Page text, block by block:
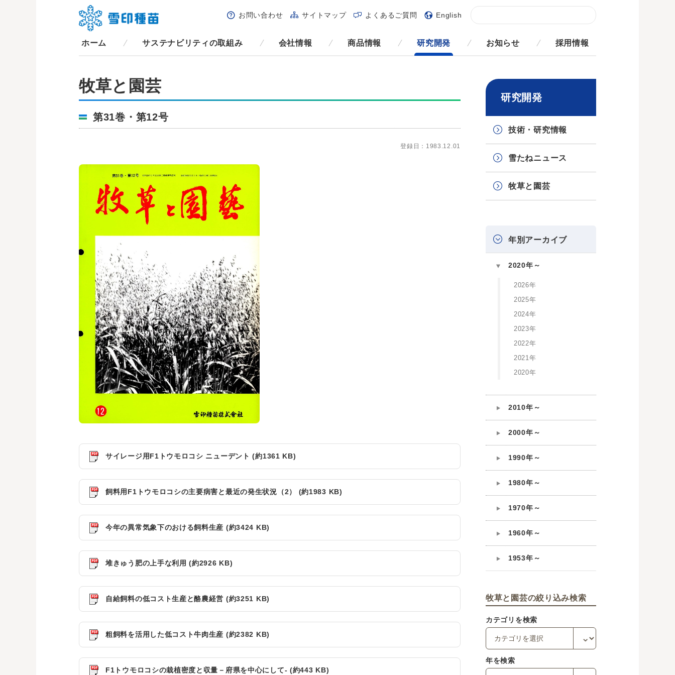
ホーム サステナビリティの取組み 会社情報 商品情報 研究開発 お知らせ 採用情報
お問い合わせ サイトマップ よくあるご質問 English
牧草と園芸
第31巻・第12号
登録日：1983.12.01
サイレージ用F1トウモロコシ ニューデント (約1361 KB)
飼料用F1トウモロコシの主要病害と最近の発生状況（2） (約1983 KB)
今年の異常気象下のおける飼料生産 (約3424 KB)
堆きゅう肥の上手な利用 (約2926 KB)
自給飼料の低コスト生産と酪農経営 (約3251 KB)
粗飼料を活用した低コスト牛肉生産 (約2382 KB)
F1トウモロコシの栽植密度と収量－府県を中心にして- (約443 KB)
研究開発
技術・研究情報
雪たねニュース
牧草と園芸
年別アーカイブ
2020年～
2026年
2025年
2024年
2023年
2022年
2021年
2020年
2010年～
2000年～
1990年～
1980年～
1970年～
1960年～
1953年～
牧草と園芸の絞り込み検索
カテゴリを検索
年を検索